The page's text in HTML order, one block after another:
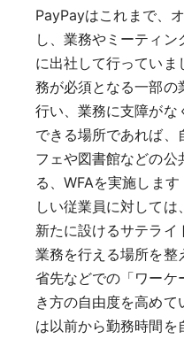
PayPayはこれまで、
し、業務やミーティ
に出社して行っていま
務が必須となる一部の
行い、業務に支障がな
できる場所であれば、
フェや図書館などの公
る、WFAを実施しま
しい従業員に対して
新たに設けるサテライ
業務を行える場所を整
省先などでの「ワーケ
き方の自由度を高め
は以前から勤務時間を